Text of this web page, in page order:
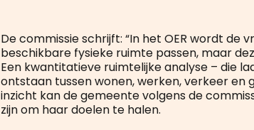
De commissie schrijft: “In het OER wordt de
beschikbare fysieke ruimte passen, maar
Een kwantitatieve ruimtelijke analyse – die
ontstaan tussen wonen, werken, verkeer
inzicht kan de gemeente volgens de
zijn om haar doelen te halen.